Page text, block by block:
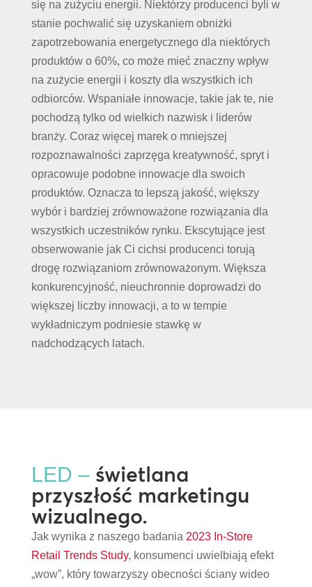
się na zużyciu energii. Niektórzy producenci byli w
stanie pochwalić się uzyskaniem obniżki
zapotrzebowania energetycznego dla niektórych
produktów o 60%, co może mieć znaczny wpływ
na zużycie energii i koszty dla wszystkich ich
odbiorców. Wspaniałe innowacje, takie jak te, nie
pochodzą tylko od wielkich nazwisk i liderów
branży. Coraz więcej marek o mniejszej
rozpoznawalności zaprzęga kreatywność, spryt i
opracowuje podobne innowacje dla swoich
produktów. Oznacza to lepszą jakość, większy
wybór i bardziej zrównoważone rozwiązania dla
wszystkich uczestników rynku. Ekscytujące jest
obserwowanie jak Ci cichsi producenci torują
drogę rozwiązaniom zrównoważonym. Większa
konkurencyjność, nieuchronnie doprowadzi do
większej liczby innowacji, a to w tempie
wykładniczym podniesie stawkę w
nadchodzących latach.
LED –świetlana
przyszłość marketingu
wizualnego.
Jak wynika z naszego badania 2023 In-Store
Retail Trends Study, konsumenci uwielbiają efekt
„wow”, który towarzyszy obecności ściany wideo